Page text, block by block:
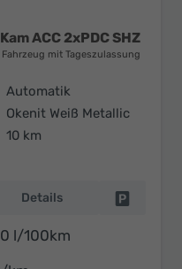
ACC 2xPDC SHZ
Fahrzeug mit Tageszulassung
Automatik
Okenit Weiß Metallic
10 km
Details
l/100km